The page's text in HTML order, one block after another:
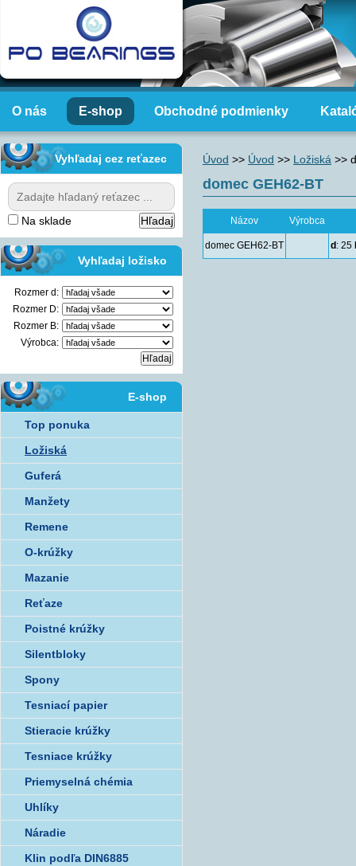
O nás E-shop Obchodné podmienky
Úvod >> Úvod >> Ložiská >>
domec GEH62-BT
Názov Výrobca
domec GEH62-BT d : 25
Vyhľadaj cez reťazec
Na sklade
Vyhľadaj ložisko
Rozmer d:
Rozmer D:
Rozmer B:
Výrobca:
E-shop
Top ponuka
Ložiská
Guferá
Manžety
Remene
O-krúžky
Mazanie
Reťaze
Poistné krúžky
Silentbloky
Spony
Tesniací papier
Stieracie krúžky
Tesniace krúžky
Priemyselná chémia
Uhlíky
Náradie
Klin podľa DIN6885